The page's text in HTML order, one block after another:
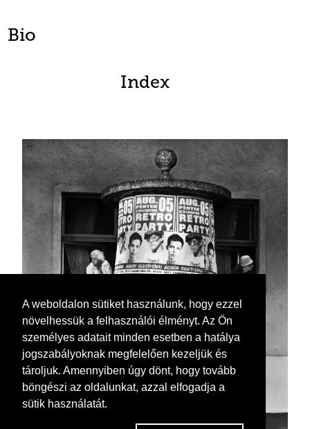
A weboldalon sütiket használunk, hogy ezzel
növelhessük a felhasználói élményt. Az Ön
személyes adatait minden esetben a hatálya
jogszabályoknak megfelelően kezeljük és
tároljuk. Amennyiben úgy dönt, hogy tovább
böngészi az oldalunkat, azzal elfogadja a
sütik használatát.
Bio
Index